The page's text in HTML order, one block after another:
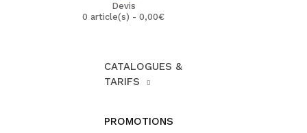
Devis
0 article(s) - 0,00€
CATALOGUES &
TARIFS
PROMOTIONS